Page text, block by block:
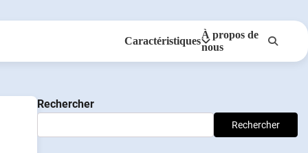
Caractéristiques
À propos de
nous
Rechercher
Rechercher